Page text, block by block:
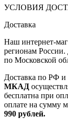
УСЛОВИЯ
Доставка
Наш интернет-
регионам России.
по Московской
Доставка по РФ и
МКАД
бесплатна при
оплате на сумму
990 рублей.